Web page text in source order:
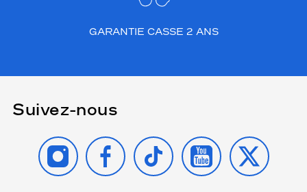
GARANTIE CASSE 2 ANS
Suivez-nous
INSTAGRAMFACEBOOK
TIKTOK YOUTUBE
X